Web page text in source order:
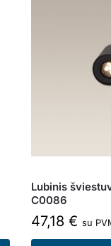
Lubinis
C0086
47,18 € su